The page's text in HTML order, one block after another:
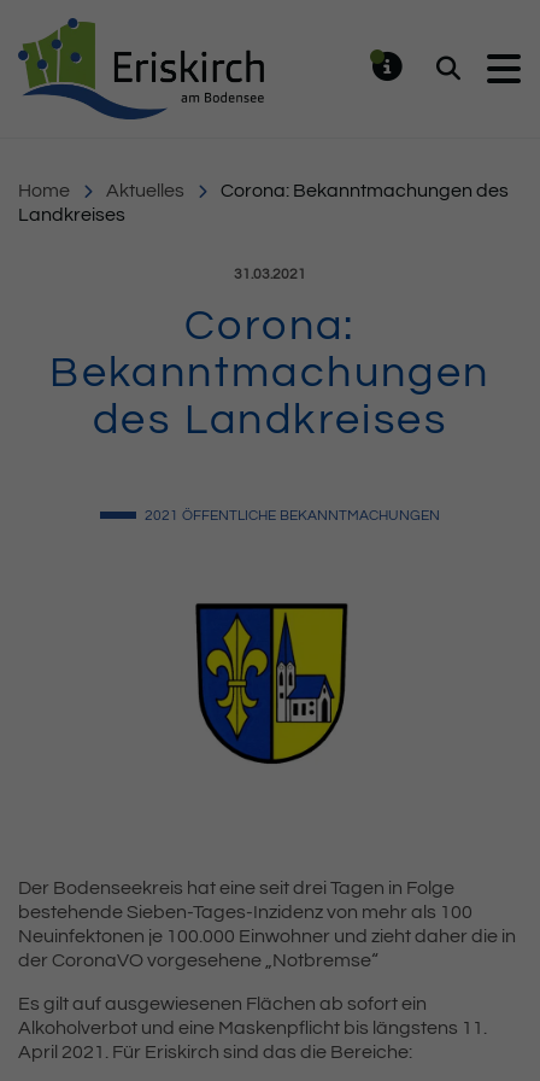
Suchen
Home Aktuelles
Corona: Bekanntmachungen des
Landkreises
Veröffentlicht am:
31.03.2021
Corona:
Bekanntmachungen
des Landkreises
2021 ÖFFENTLICHE BEKANNTMACHUNGEN
Der Bodenseekreis hat eine seit drei Tagen in Folge
bestehende Sieben-Tages-Inzidenz von mehr als 100
Neuinfektonen je 100.000 Einwohner und zieht daher die in
der CoronaVO vorgesehene „Notbremse“
Es gilt auf ausgewiesenen Flächen ab sofort ein
Alkoholverbot und eine Maskenpflicht bis längstens 11.
April 2021. Für Eriskirch sind das die Bereiche: